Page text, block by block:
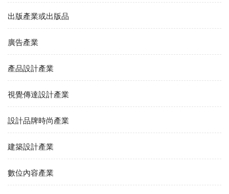
出版產業或出版品
廣告產業
產品設計產業
視覺傳達設計產業
設計品牌時尚產業
建築設計產業
數位內容產業